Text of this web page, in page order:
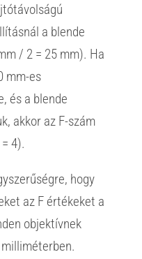
a blende
/ 2 = 25 mm). Ha
mm-es
és a blende
akkor az F-szám
4).
hogy
az F értékeket a
objektívnek